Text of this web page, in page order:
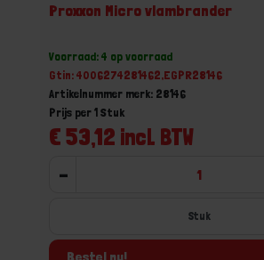
Proxxon Micro vlambrander
Voorraad: 4 op voorraad
Gtin: 4006274281462,EGPR28146
Artikelnummer merk: 28146
€ 53,12 incl. BTW
Prijs per 1 Stuk
-
Stuk
Bestel nu!